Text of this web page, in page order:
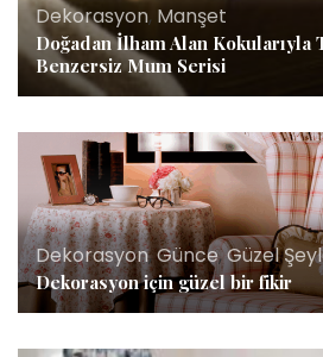
Dekorasyon, Manşet
Doğadan İlham Alan Kokularıyla
Benzersiz Mum Serisi
Dekorasyon, Günce,Güzel
Dekorasyon için güzel bir fikir